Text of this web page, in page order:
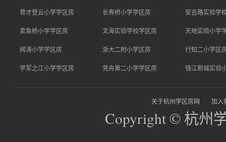
育才登云小学学区房 长寿桥小学学区房 安吉路实验学
卖鱼桥小学学区房 文海实验学校学区房 天地实验小学
闻涛小学学区房 浙大二附小学区房 行知二小学区
学军之江小学学区房 竞舟第二小学学区房 钱江新城实验
关于杭州学区房网 加入
Copyright © 杭州